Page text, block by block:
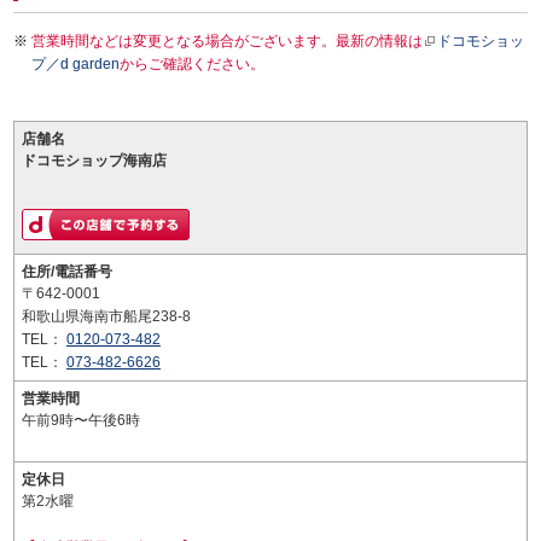
営業時間などは変更となる場合がございます。最新の情報は
ドコモショッ
プ／d gardenからご確認ください。
店舗名
ドコモショップ海南店
住所/電話番号
〒642-0001
和歌山県海南市船尾238-8
TEL： 0120-073-482
TEL： 073-482-6626
営業時間
午前9時〜午後6時
定休日
第2水曜